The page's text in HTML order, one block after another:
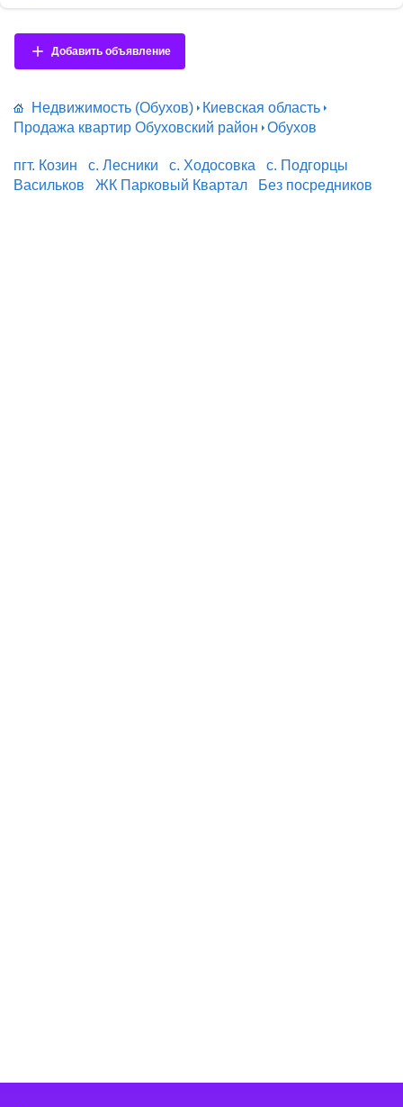
межу між домом і природою, щодня даруючи краєвиди, які не
Добавить объявление
Недвижимость (Обухов)
Киевская область
Продажа квартир Обуховский район
Обухов
пгт. Козин с. Лесники с. Ходосовка
с. Подгорцы
Васильков
ЖК Парковый Квартал Без посредников